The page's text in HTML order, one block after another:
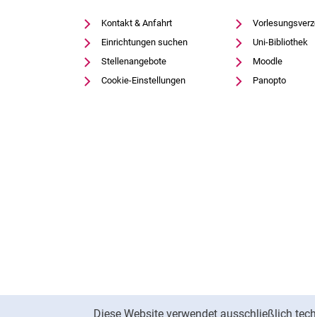
Diese Website verwendet ausschließlich
Kontakt & Anfahrt
Einrichtungen suchen
Stellenangebote
Cookie-Einstellungen
Uni-Bibliothek
Moodle
Panopto